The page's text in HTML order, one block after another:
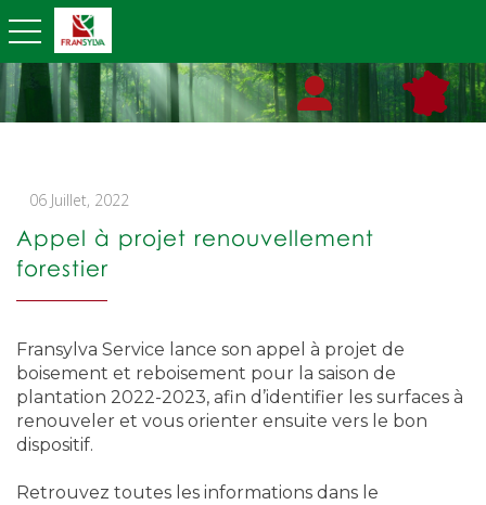
toggle navigation
06 Juillet, 2022
Appel à projet renouvellement
forestier
Fransylva Service lance son appel à projet de
boisement et reboisement pour la saison de
plantation 2022-2023, afin d’identifier les surfaces à
renouveler et vous orienter ensuite vers le bon
dispositif.
Retrouvez toutes les informations dans le